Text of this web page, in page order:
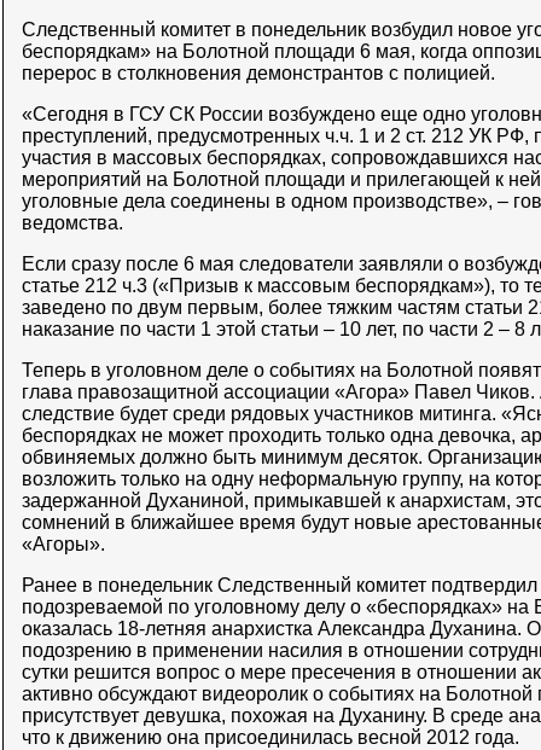
Следственный комитет в понедельник возбудил новое
беспорядкам» на Болотной площади 6 мая, когда
перерос в столкновения демонстрантов с полицией.
«Сегодня в ГСУ СК России возбуждено еще одно
преступлений, предусмотренных ч.ч. 1 и 2 ст. 212 УК РФ,
участия в массовых беспорядках, сопровождавшихся
мероприятий на Болотной площади и прилегающей к
уголовные дела соединены в одном производстве», –
ведомства.
Если сразу после 6 мая следователи заявляли о
статье 212 ч.3 («Призыв к массовым беспорядкам»), то
заведено по двум первым, более тяжким частям статьи
наказание по части 1 этой статьи – 10 лет, по части 2 – 8
Теперь в уголовном деле о событиях на Болотной
глава правозащитной ассоциации «Агора» Павел Чиков.
следствие будет среди рядовых участников митинга.
беспорядках не может проходить только одна девочка,
обвиняемых должно быть минимум десяток.
возложить только на одну неформальную группу, на
задержанной Духаниной, примыкавшей к анархистам,
сомнений в ближайшее время будут новые
«Агоры».
Ранее в понедельник Следственный комитет
подозреваемой по уголовному делу о «беспорядках»
оказалась 18-летняя анархистка Александра Духанина.
подозрению в применении насилия в отношении
сутки решится вопрос о мере пресечения в отношении
активно обсуждают видеоролик о событиях на
присутствует девушка, похожая на Духанину. В среде
что к движению она присоединилась весной 2012 года.